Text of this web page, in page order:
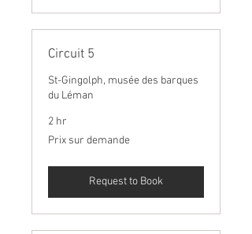
Circuit 5
St-Gingolph, musée des barques
du Léman
2 hr
Prix
sur
Prix sur demande
Request to Book